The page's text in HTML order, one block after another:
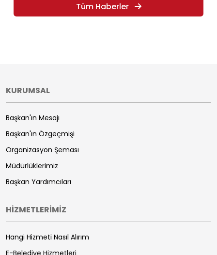
Tüm Haberler
KURUMSAL
Başkan'ın Mesajı
Başkan'ın Özgeçmişi
Organizasyon Şeması
Müdürlüklerimiz
Başkan Yardımcıları
HİZMETLERİMİZ
Hangi Hizmeti Nasıl Alırım
E-Belediye Hizmetleri